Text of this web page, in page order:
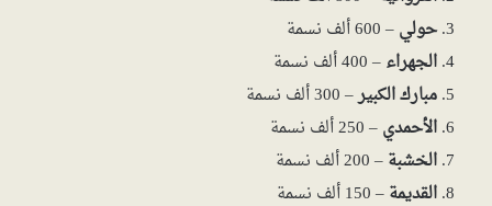
حولي– 600 ألف نسمة
الجهراء– 400 ألف نسمة
مبارك الكبير– 300 ألف نسمة
الأحمدي– 250 ألف نسمة
الخشبة– 200 ألف نسمة
القديمة– 150 ألف نسمة